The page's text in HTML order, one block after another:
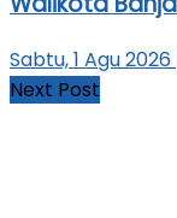
Sabtu, 1 Agu 2026
Next Post